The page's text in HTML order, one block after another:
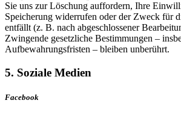
Sie uns zur Löschung auffordern, Ihre
Speicherung widerrufen oder der Zweck für
entfällt (z. B. nach abgeschlossener
Zwingende gesetzliche Bestimmungen –
Aufbewahrungsfristen – bleiben unberührt.
5. Soziale Medien
Facebook